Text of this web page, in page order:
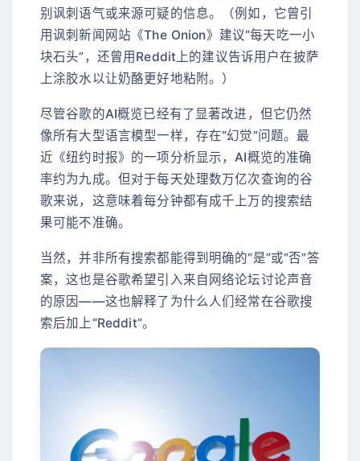
别讽刺语气或来源可疑的信息。（例如，它曾引
用讽刺新闻网站《The Onion》建议“每天吃一小
块石头”，还曾用Reddit上的建议告诉用户在披萨
上涂胶水以让奶酪更好地粘附。）
尽管谷歌的AI概览已经有了显著改进，但它仍然
像所有大型语言模型一样，存在“幻觉”问题。最
近《纽约时报》的一项分析显示，AI概览的准确
率约为九成。但对于每天处理数万亿次查询的谷
歌来说，这意味着每分钟都有成千上万的搜索结
果可能不准确。
当然，并非所有搜索都能得到明确的“是”或“否”答
案，这也是谷歌希望引入来自网络论坛讨论声音
的原因——这也解释了为什么人们经常在谷歌搜
索后加上“Reddit”。